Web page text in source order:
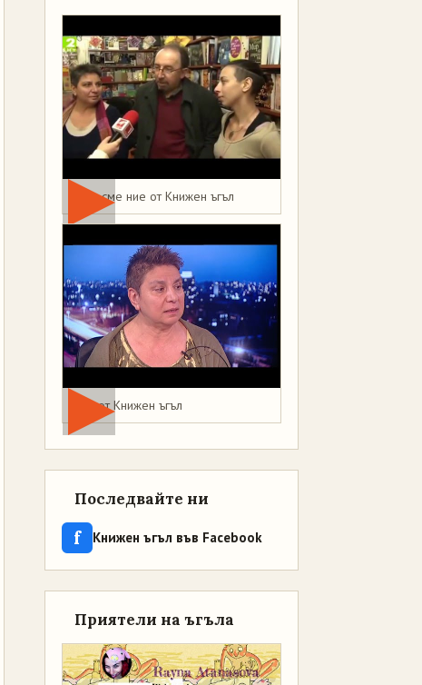
Това сме ние от Книжен ъгъл
Мая от Книжен ъгъл
Последвайте ни
f Книжен ъгъл във Facebook
Приятели на ъгъла